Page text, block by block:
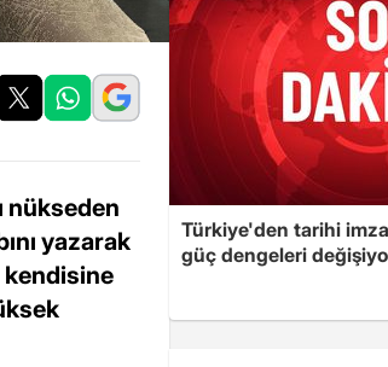
nükseden
yazarak
kendisine
Türkiye'den tarihi
güç dengeleri